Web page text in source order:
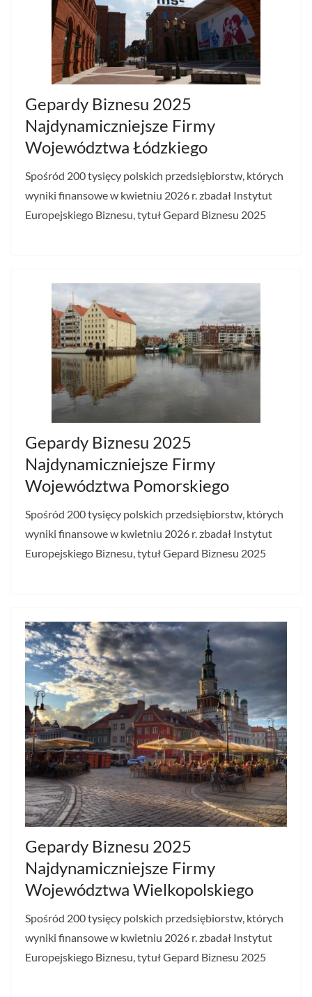
Gepardy Biznesu 2025
Najdynamiczniejsze Firmy
Województwa Łódzkiego
Spośród 200 tysięcy polskich przedsiębiorstw, których
wyniki finansowe w kwietniu 2026 r. zbadał Instytut
Europejskiego Biznesu, tytuł Gepard Biznesu 2025
Gepardy Biznesu 2025
Najdynamiczniejsze Firmy
Województwa Pomorskiego
Spośród 200 tysięcy polskich przedsiębiorstw, których
wyniki finansowe w kwietniu 2026 r. zbadał Instytut
Europejskiego Biznesu, tytuł Gepard Biznesu 2025
Gepardy Biznesu 2025
Najdynamiczniejsze Firmy
Województwa Wielkopolskiego
Spośród 200 tysięcy polskich przedsiębiorstw, których
wyniki finansowe w kwietniu 2026 r. zbadał Instytut
Europejskiego Biznesu, tytuł Gepard Biznesu 2025